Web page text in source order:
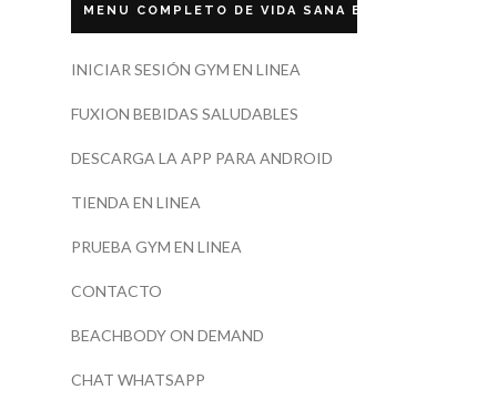
MENU COMPLETO DE VIDA SANA ECUADOR
INICIAR SESIÓN GYM EN LINEA
FUXION BEBIDAS SALUDABLES
DESCARGA LA APP PARA ANDROID
TIENDA EN LINEA
PRUEBA GYM EN LINEA
CONTACTO
BEACHBODY ON DEMAND
CHAT WHATSAPP